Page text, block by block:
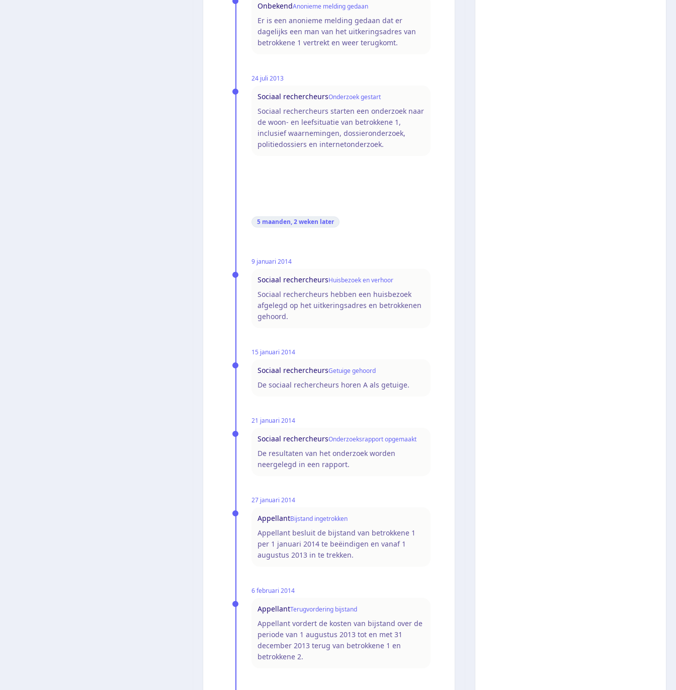
OnbekendAnonieme melding gedaan
Er is een anonieme melding gedaan dat er
dagelijks een man van het uitkeringsadres van
betrokkene 1 vertrekt en weer terugkomt.
24 juli 2013
Sociaal rechercheursOnderzoek gestart
Sociaal rechercheurs starten een onderzoek naar
de woon- en leefsituatie van betrokkene 1,
inclusief waarnemingen, dossieronderzoek,
politiedossiers en internetonderzoek.
5 maanden, 2 weken later
9 januari 2014
Sociaal rechercheursHuisbezoek en verhoor
Sociaal rechercheurs hebben een huisbezoek
afgelegd op het uitkeringsadres en betrokkenen
gehoord.
15 januari 2014
Sociaal rechercheursGetuige gehoord
De sociaal rechercheurs horen A als getuige.
21 januari 2014
Sociaal rechercheursOnderzoeksrapport opgemaakt
De resultaten van het onderzoek worden
neergelegd in een rapport.
27 januari 2014
AppellantBijstand ingetrokken
Appellant besluit de bijstand van betrokkene 1
per 1 januari 2014 te beëindigen en vanaf 1
augustus 2013 in te trekken.
6 februari 2014
AppellantTerugvordering bijstand
Appellant vordert de kosten van bijstand over de
periode van 1 augustus 2013 tot en met 31
december 2013 terug van betrokkene 1 en
betrokkene 2.